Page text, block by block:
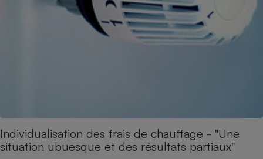
Individualisation des frais de chauffage - "Une
situation ubuesque et des résultats partiaux"